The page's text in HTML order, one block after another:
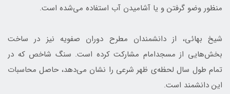
منظور وضو گرفتن و یا آشامیدن آب استفاده می‌شده است.
شیخ بهائی، از دانشمندان مطرح دوران صفویه نیز در ساخت
بخش‌هایی از مسجدامام مشارکت کرده است. سنگ شاخص که در
تمام طول سال لحظه‌ی ظهر شرعی را نشان می‌دهد، حاصل محاسبات
این دانشمند است.